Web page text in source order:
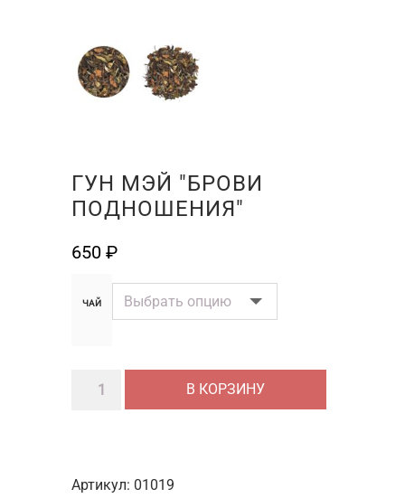
ГУН МЭЙ "БРОВИ
ПОДНОШЕНИЯ"
650 ₽
ЧАЙ
Количество
"Брови
В КОРЗИНУ
Артикул: 01019